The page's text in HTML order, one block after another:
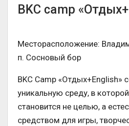
BKC camp
Месторасположение:
п. Сосновый бор
BKC Camp «Отдых+English»
уникальную среду, в
становится не целью, а
средством для игры,